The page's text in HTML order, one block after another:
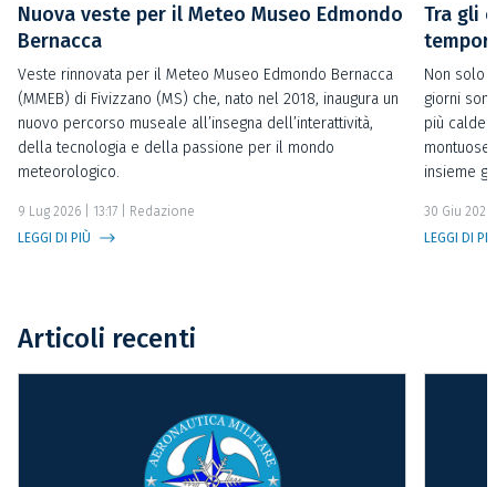
Nuova veste per il Meteo Museo Edmondo
Bernacca
Veste rinnovata per il Meteo Museo Edmondo Bernacca
(MMEB) di Fivizzano (MS) che, nato nel 2018, inaugura un
nuovo percorso museale all’insegna dell’interattività,
della tecnologia e della passione per il mondo
meteorologico.
9 Lug 2026 | 13:17 | Redazione
LEGGI DI PIÙ
Tra gli
Non solo
giorni
più calde
insieme
30 Giu
LEGGI DI
Articoli recenti